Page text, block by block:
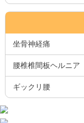
坐骨神経痛
腰椎椎間板ヘルニア
ギックリ腰